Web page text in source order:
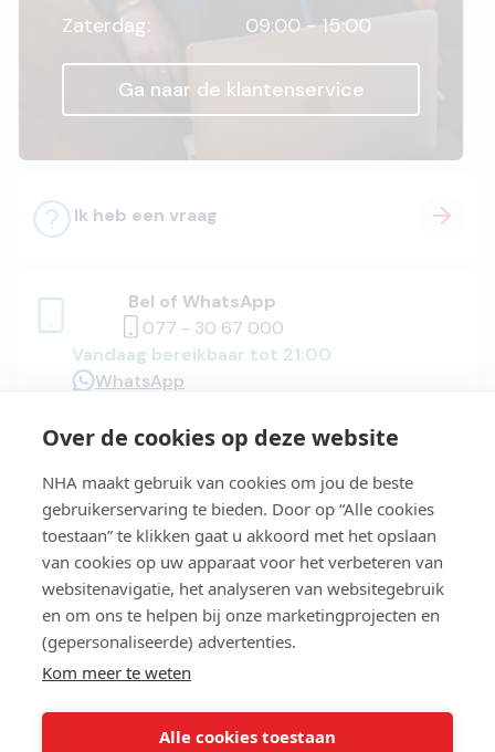
Over de cookies op deze website
NHA maakt gebruik van cookies om jou de beste
gebruikerservaring te bieden. Door op “Alle cookies
toestaan” te klikken gaat u akkoord met het opslaan
van cookies op uw apparaat voor het verbeteren van
websitenavigatie, het analyseren van websitegebruik
en om ons te helpen bij onze marketingprojecten en
(gepersonaliseerde) advertenties.
Kom meer te weten
Alle cookies toestaan
Zaterdag:
09:00 - 15:00
Ga naar de klantenservice
Ik heb een vraag
Bel of WhatsApp
077 - 30 67 000
Vandaag bereikbaar tot 21:00
WhatsApp
Easy Learning®
Studiegids